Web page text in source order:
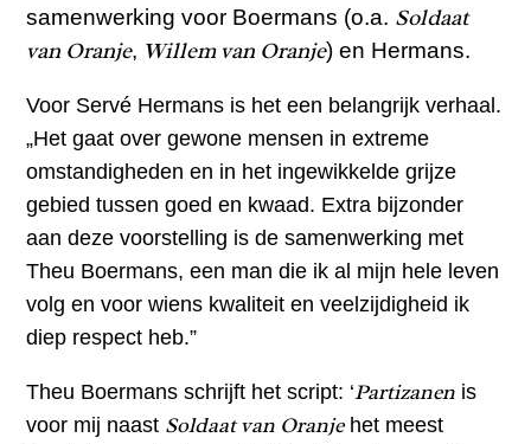
samenwerking voor Boermans (o.a. Soldaat
van Oranje, Willem van Oranje) en Hermans.
Voor Servé Hermans is het een belangrijk verhaal.
„Het gaat over gewone mensen in extreme
omstandigheden en in het ingewikkelde grijze
gebied tussen goed en kwaad. Extra bijzonder
aan deze voorstelling is de samenwerking met
Theu Boermans, een man die ik al mijn hele leven
volg en voor wiens kwaliteit en veelzijdigheid ik
diep respect heb.”
Theu Boermans schrijft het script: ‘Partizanen is
voor mij naast Soldaat van Oranjehet meest